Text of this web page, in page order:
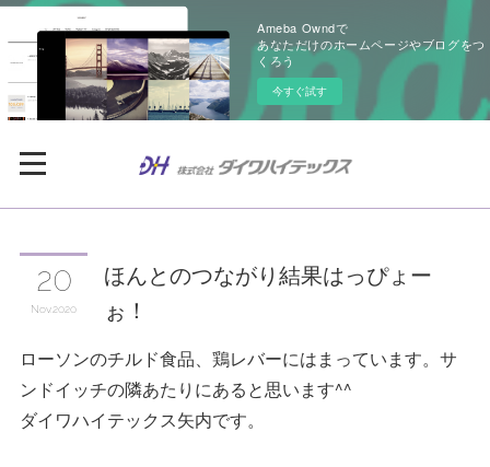
Ameba Owndで
あなただけのホームページやブログをつ
くろう
今すぐ試す
20
Nov 2020
ほんとのつながり結果はっぴょー
ぉ！
ローソンのチルド食品、鶏レバーにはまっています。サ
ンドイッチの隣あたりにあると思います^^
ダイワハイテックス矢内です。